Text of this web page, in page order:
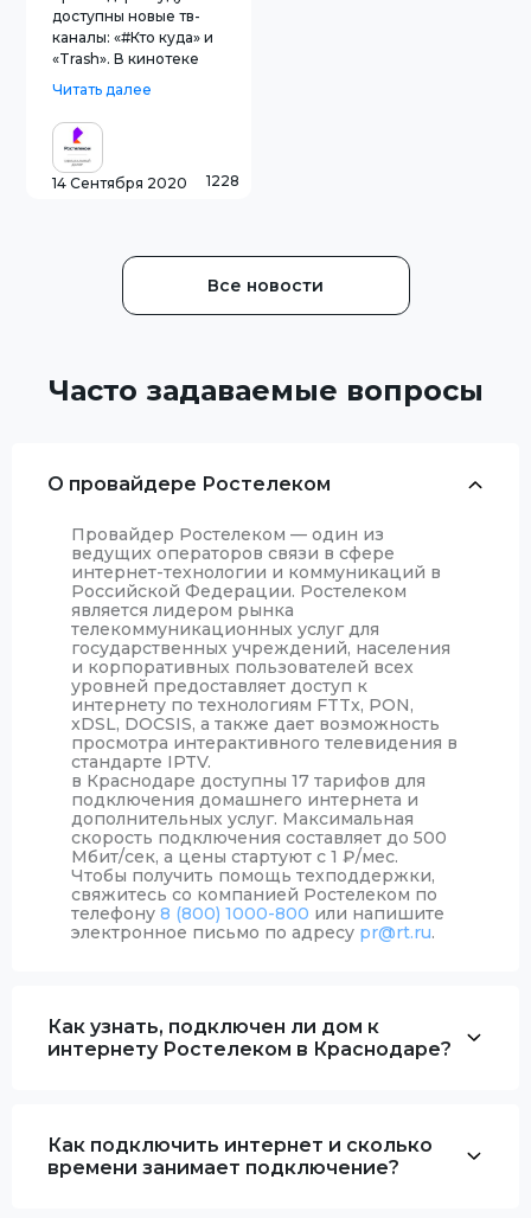
доступны новые тв-
каналы: «#Кто куда» и
«Trash». В кинотеке
канала «Trash» собрано
большое количество
боевиков, триллеров,
кинокартин про
чудовищных тварей,
черных комедий и
Читать далее
14 Сентября 2020 1228
Все новости
Часто задаваемые вопросы
О провайдере Ростелеком
Провайдер Ростелеком — один из
ведущих операторов связи в сфере
интернет-технологии и коммуникаций в
Российской Федерации. Ростелеком
является лидером рынка
телекоммуникационных услуг для
государственных учреждений, населения
и корпоративных пользователей всех
уровней предоставляет доступ к
интернету по технологиям FTTx, PON,
xDSL, DOCSIS, а также дает возможность
просмотра интерактивного телевидения в
стандарте IPTV.
в Краснодаре доступны 17 тарифов для
подключения домашнего интернета и
дополнительных услуг. Максимальная
скорость подключения составляет до 500
Мбит/сек, а цены стартуют с 1 ₽/мес.
Чтобы получить помощь техподдержки,
свяжитесь со компанией Ростелеком по
телефону 8 (800) 1000-800 или напишите
электронное письмо по адресу pr@rt.ru.
Как узнать, подключен ли дом к
интернету Ростелеком в Краснодаре?
Как подключить интернет и сколько
времени занимает подключение?